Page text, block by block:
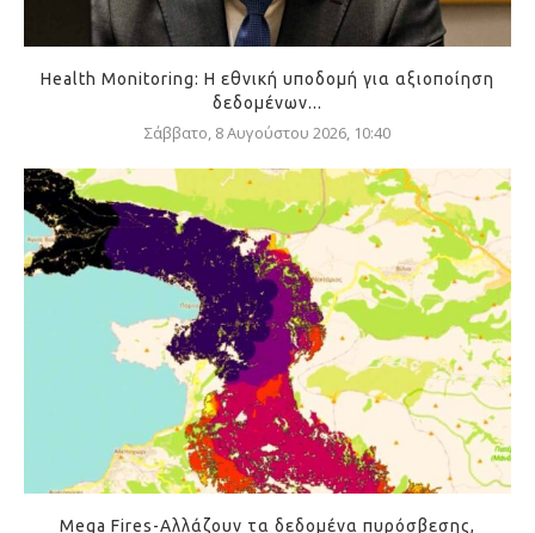
Health Monitoring: Η εθνική υποδομή για αξιοποίηση
δεδομένων...
Σάββατο, 8 Αυγούστου 2026, 10:40
Mega Fires-Αλλάζουν τα δεδομένα πυρόσβεσης,